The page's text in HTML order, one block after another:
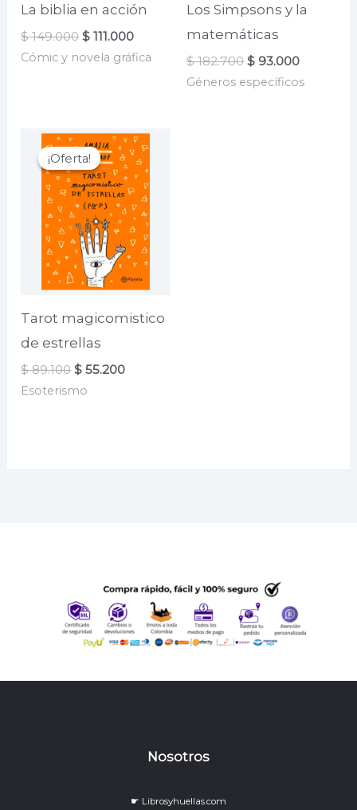
La biblia en acción
$149.000 El
precio
original
$ 111.000El
precio
actual
Cómic y novela gráfica
Los Simpsons y la
matemáticas
$182.700 El
precio
original
$ 93.000El
actual
Géneros específicos
¡Oferta!
¡Oferta!
Tarot magicomistico
de estrellas
$89.100 El
original
$ 55.200El
Esoterismo
Nosotros
☛ Librosyhuellas.com